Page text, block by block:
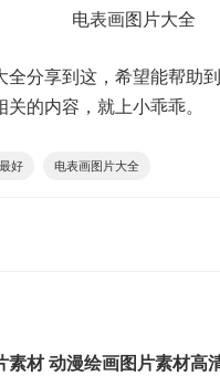
电表画图片大全
全分享到这，希望能帮助
的内容，就上小乖乖。
好 电表画图片大全
素材 动漫绘画图片素材高